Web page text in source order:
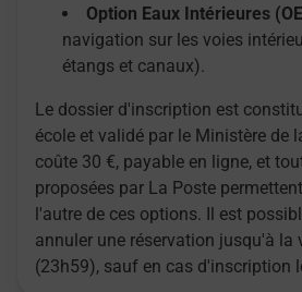
Option Eaux Intérieures
navigation sur les voies
étangs et canaux).
Le dossier d'inscription est
école et validé par le Ministère de
coûte 30 €, payable en ligne, et
proposées par La Poste
l'autre de ces options. Il est
annuler une réservation jusqu'à la
(23h59), sauf en cas d'inscription